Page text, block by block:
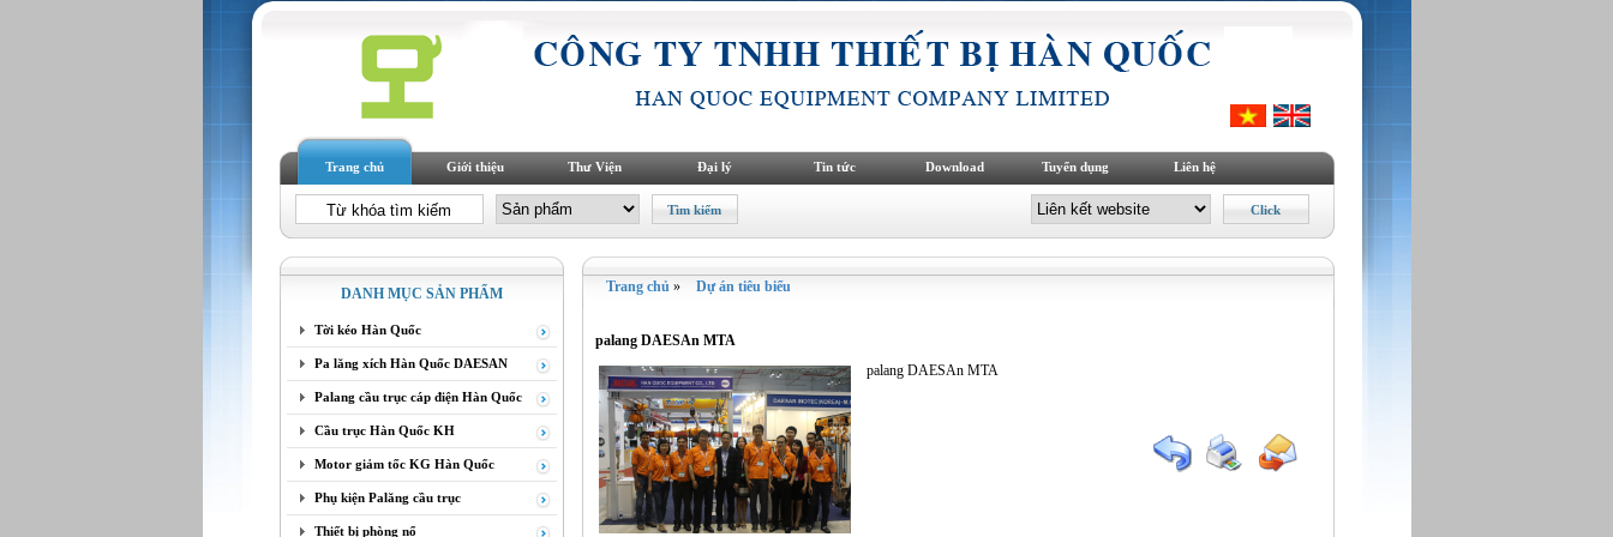
Trang chủ Giới thiệu Thư Viện Đại lý Tin tức Download Tuyển dụng Liên hệ
DANH MỤC SẢN PHẨM
Tời kéo Hàn Quốc
Pa lăng xích Hàn Quốc DAESAN
Palang cầu trục cáp điện Hàn Quốc
Cầu trục Hàn Quốc KH
Motor giảm tốc KG Hàn Quốc
Phụ kiện Palăng cầu trục
Thiết bị phòng nổ
Trang chủ» Dự án tiêu biểu
palang DAESAn MTA
palang DAESAn MTA